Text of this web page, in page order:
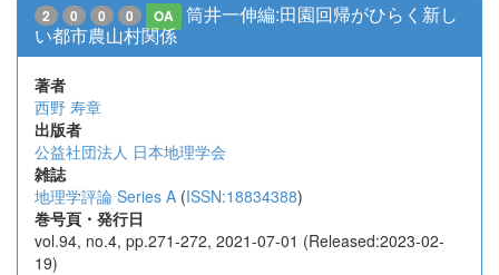
2 0 0 0 OA
筒井一伸編:田園回帰がひらく新し
い都市農山村関係
著者
西野 寿章
出版者
公益社団法人 日本地理学会
雑誌
地理学評論 Series A (ISSN:18834388)
巻号頁・発行日
vol.94, no.4, pp.271-272, 2021-07-01 (Released:2023-02-
19)